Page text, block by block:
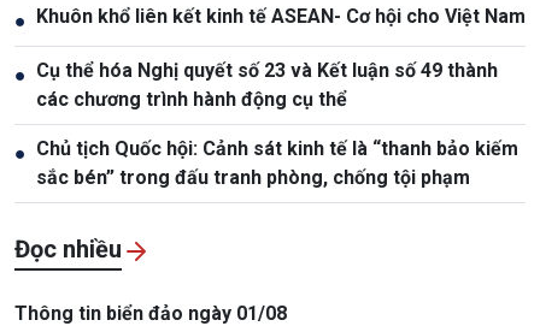
● Khuôn khổ liên kết kinh tế ASEAN- Cơ hội cho Việt Nam
● Cụ thể hóa Nghị quyết số 23 và Kết luận số 49 thành
các chương trình hành động cụ thể
● Chủ tịch Quốc hội: Cảnh sát kinh tế là “thanh bảo kiếm
sắc bén” trong đấu tranh phòng, chống tội phạm
Đọc nhiều
Thông tin biển đảo ngày 01/08